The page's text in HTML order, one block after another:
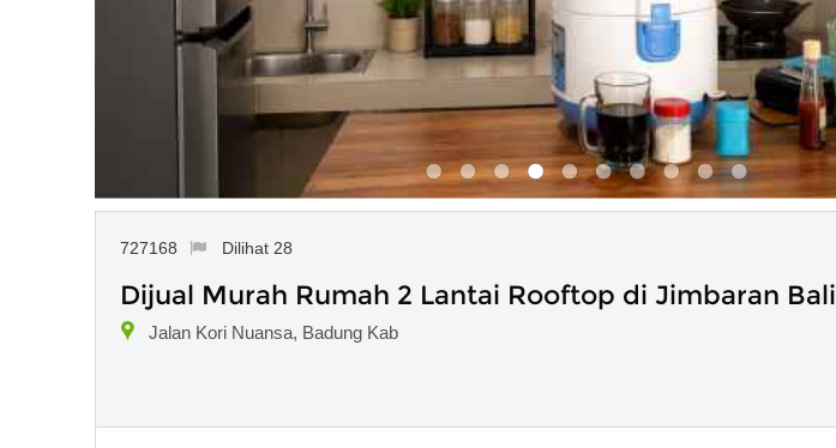
727168 Dilihat 28
Dijual Murah Rumah 2 Lantai Rooftop di Jimbaran Bali
Jalan Kori Nuansa, Badung Kab